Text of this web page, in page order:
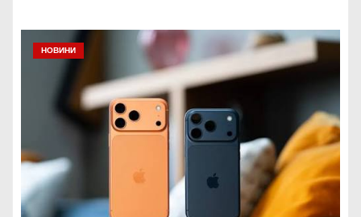
НОВИНИ